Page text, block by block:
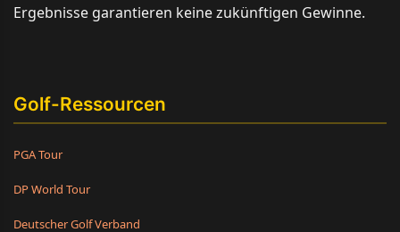
Ergebnisse garantieren keine zukünftigen Gewinne.
Golf-Ressourcen
PGA Tour
DP World Tour
Deutscher Golf Verband